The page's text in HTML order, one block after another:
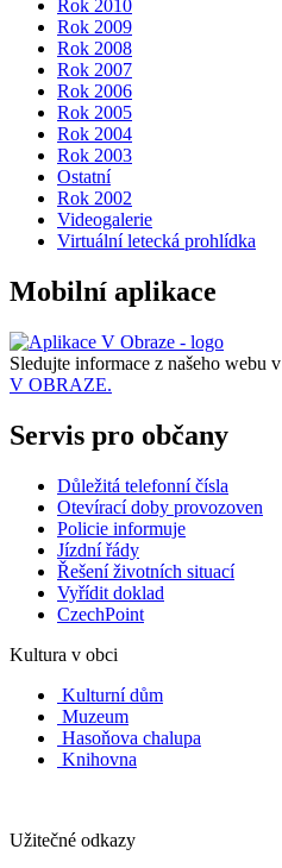
Rok 2010
Rok 2009
Rok 2008
Rok 2007
Rok 2006
Rok 2005
Rok 2004
Rok 2003
Ostatní
Rok 2002
Videogalerie
Virtuální letecká prohlídka
Mobilní aplikace
Sledujte informace z našeho webu v
V OBRAZE.
Servis pro občany
Důležitá telefonní čísla
Otevírací doby provozoven
Policie informuje
Jízdní řády
Řešení životních situací
Vyřídit doklad
CzechPoint
Kultura v obci
Kulturní dům
Muzeum
Hasoňova chalupa
Knihovna
Užitečné odkazy